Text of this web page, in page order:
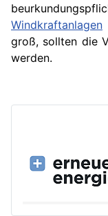
Windkraftanlagen
groß, sollten die
werden.